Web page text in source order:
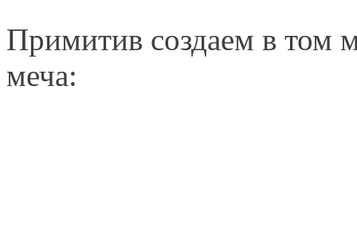
Примитив создаем в том
меча: